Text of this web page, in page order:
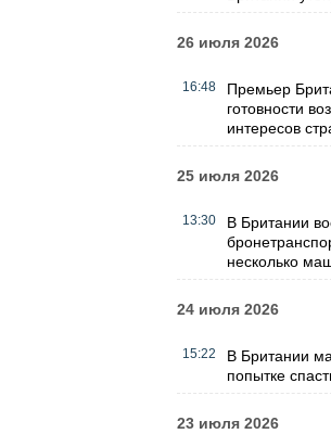
26 июля 2026
16:48
Премьер
готовности
интересов
25 июля 2026
13:30
В Британии
несколько
24 июля 2026
15:22
В Британии
попытке
23 июля 2026